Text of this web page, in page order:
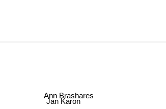
Ann Brashares
Jan Karon